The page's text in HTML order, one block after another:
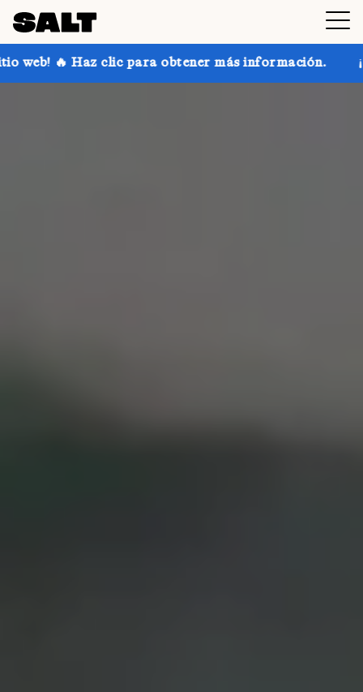
obtener más información. ¡Consigue hasta un